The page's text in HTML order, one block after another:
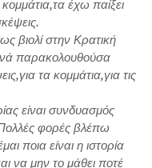
έχω παίξει
βιολί στην Κρατική
παρακολουθούσα
τα κομμάτια,για τις
είναι συνδυασμός
φορές βλέπω
ποια είναι η ιστορία
να μην το μάθει ποτέ